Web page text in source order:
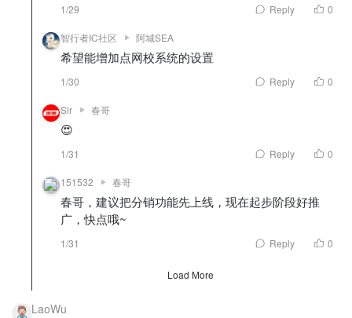
1/29 Reply 0
智行者IC社区 阿城SEA
希望能增加点网校系统的设置
1/30 Reply 0
Sir 春哥
😍
1/31 Reply 0
151532 春哥
春哥，建议把分销功能先上线，现在起步阶段好推
广，快点哦~
1/31 Reply 0
Load More
LaoWu